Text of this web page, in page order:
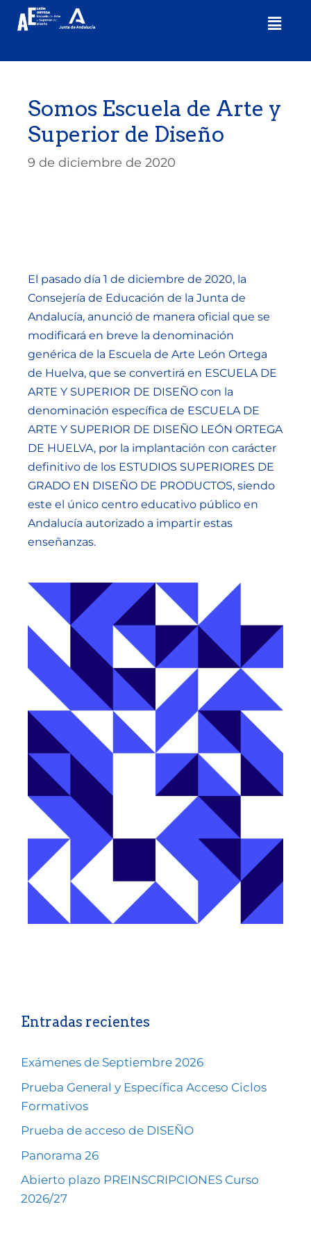
Somos Escuela de Arte y
Superior de Diseño
9 de diciembre de 2020
El pasado día 1 de diciembre de 2020, la
Consejería de Educación de la Junta de
Andalucía, anunció de manera oficial que se
modificará en breve la denominación
genérica de la Escuela de Arte León Ortega
de Huelva, que se convertirá en ESCUELA DE
ARTE Y SUPERIOR DE DISEÑO con la
denominación específica de ESCUELA DE
ARTE Y SUPERIOR DE DISEÑO LEÓN ORTEGA
DE HUELVA, por la implantación con carácter
definitivo de los ESTUDIOS SUPERIORES DE
GRADO EN DISEÑO DE PRODUCTOS, siendo
este el único centro educativo público en
Andalucía autorizado a impartir estas
enseñanzas.
Entradas recientes
Exámenes de Septiembre 2026
Prueba General y Específica Acceso Ciclos
Formativos
Prueba de acceso de DISEÑO
Panorama 26
Abierto plazo PREINSCRIPCIONES Curso
2026/27